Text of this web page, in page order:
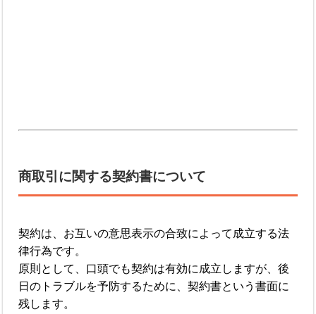
商取引に関する契約書について
契約は、お互いの意思表示の合致によって成立する法
律行為です。
原則として、口頭でも契約は有効に成立しますが、後
日のトラブルを予防するために、契約書という書面に
残します。